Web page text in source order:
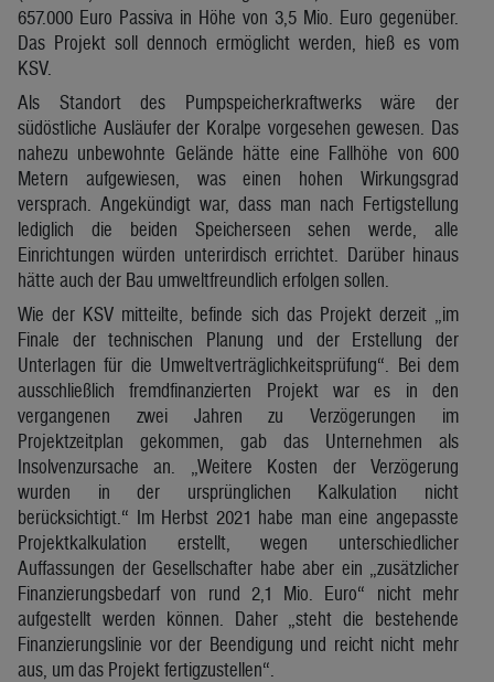
657.000 Euro Passiva in Höhe von 3,5 Mio. Euro gegenüber.
Das Projekt soll dennoch ermöglicht werden, hieß es vom
KSV.
Als Standort des Pumpspeicherkraftwerks wäre der
südöstliche Ausläufer der Koralpe vorgesehen gewesen. Das
nahezu unbewohnte Gelände hätte eine Fallhöhe von 600
Metern aufgewiesen, was einen hohen Wirkungsgrad
versprach. Angekündigt war, dass man nach Fertigstellung
lediglich die beiden Speicherseen sehen werde, alle
Einrichtungen würden unterirdisch errichtet. Darüber hinaus
hätte auch der Bau umweltfreundlich erfolgen sollen.
Wie der KSV mitteilte, befinde sich das Projekt derzeit „im
Finale der technischen Planung und der Erstellung der
Unterlagen für die Umweltverträglichkeitsprüfung“. Bei dem
ausschließlich fremdfinanzierten Projekt war es in den
vergangenen zwei Jahren zu Verzögerungen im
Projektzeitplan gekommen, gab das Unternehmen als
Insolvenzursache an. „Weitere Kosten der Verzögerung
wurden in der ursprünglichen Kalkulation nicht
berücksichtigt.“ Im Herbst 2021 habe man eine angepasste
Projektkalkulation erstellt, wegen unterschiedlicher
Auffassungen der Gesellschafter habe aber ein „zusätzlicher
Finanzierungsbedarf von rund 2,1 Mio. Euro“ nicht mehr
aufgestellt werden können. Daher „steht die bestehende
Finanzierungslinie vor der Beendigung und reicht nicht mehr
aus, um das Projekt fertigzustellen“.